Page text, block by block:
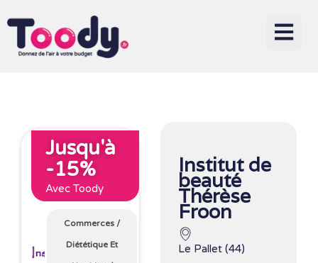
Jusqu'à
-15%
Avec Toody
Commerces /
Diététique Et
Institut de
beauté
Thérèse
Froon
Le Pallet (44)